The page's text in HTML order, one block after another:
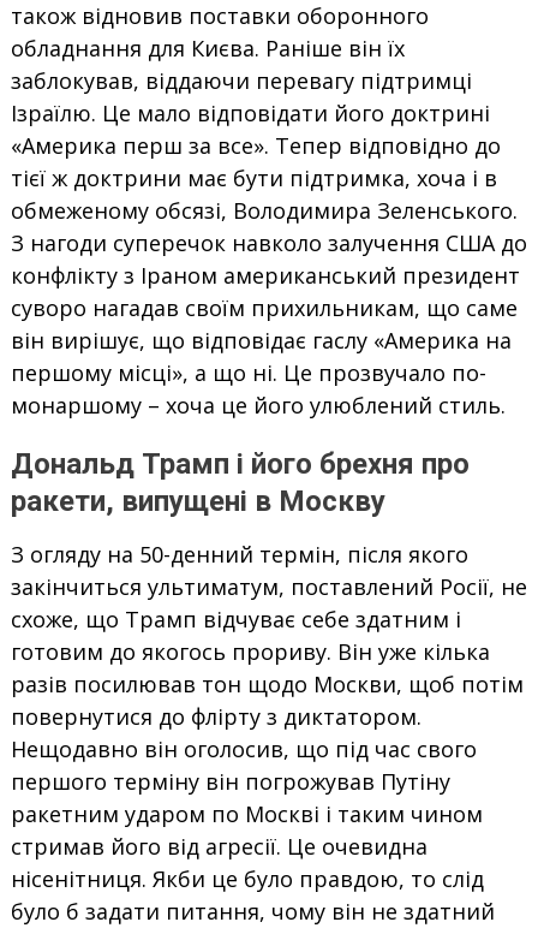
також відновив поставки оборонного
обладнання для Києва. Раніше він їх
заблокував, віддаючи перевагу підтримці
Ізраїлю. Це мало відповідати його доктрині
«Америка перш за все». Тепер відповідно до
тієї ж доктрини має бути підтримка, хоча і в
обмеженому обсязі, Володимира Зеленського.
З нагоди суперечок навколо залучення США до
конфлікту з Іраном американський президент
суворо нагадав своїм прихильникам, що саме
він вирішує, що відповідає гаслу «Америка на
першому місці», а що ні. Це прозвучало по-
монаршому – хоча це його улюблений стиль.
Дональд Трамп і його брехня про
ракети, випущені в Москву
З огляду на 50-денний термін, після якого
закінчиться ультиматум, поставлений Росії, не
схоже, що Трамп відчуває себе здатним і
готовим до якогось прориву. Він уже кілька
разів посилював тон щодо Москви, щоб потім
повернутися до флірту з диктатором.
Нещодавно він оголосив, що під час свого
першого терміну він погрожував Путіну
ракетним ударом по Москві і таким чином
стримав його від агресії. Це очевидна
нісенітниця. Якби це було правдою, то слід
було б задати питання, чому він не здатний